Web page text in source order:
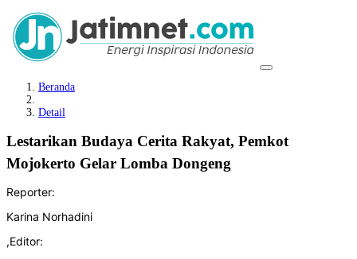
Beranda
Detail
Lestarikan Budaya Cerita Rakyat, Pemkot
Mojokerto Gelar Lomba Dongeng
Reporter:
Karina Norhadini
,Editor: